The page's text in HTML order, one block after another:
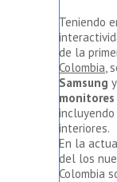
Teniendo
de la
Colombia ,
Samsung y
incluyendo
interiores.
En la
del los
Colombia